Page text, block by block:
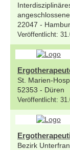
22047 -
Veröffentlicht:
St. Marien-
52353 - Düren
Veröffentlicht:
Bezirk